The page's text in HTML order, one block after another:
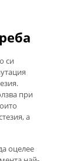
си
при
а
оцелее